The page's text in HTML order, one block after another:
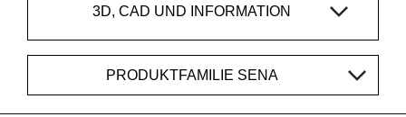
3D, CAD UND INFORMATION
PRODUKTFAMILIE SENA